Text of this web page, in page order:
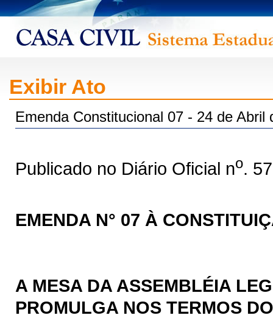
Exibir Ato
Emenda Constitucional 07 - 24 de Abril
Publicado no Diário Oficial no.
EMENDA N° 07 À
A MESA DA ASSEMBLÉIA
PROMULGA NOS TERMOS